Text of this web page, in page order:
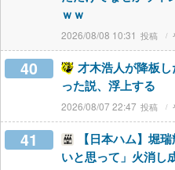
ｗｗ
2026/08/08 10:31
40
才木浩人が降板
った説、浮上する
2026/08/07 22:47
41
【日本ハム】堀
いと思って」火消し